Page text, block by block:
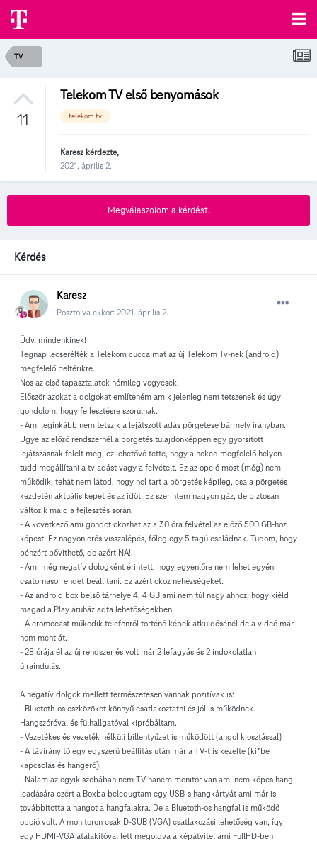
TV
11
Telekom TV első benyomások
telekom tv
Karesz kérdezte,
2021. április 2.
Megválaszolom a kérdést!
Kérdés
Karesz
Posztolva ekkor: 2021. április 2.
Üdv. mindenkinek!
Tegnap lecserélték a Telekom cuccaimat az új Telekom Tv-nek (android)
megfelelő beltérikre.
Nos az első tapasztalatok némileg vegyesek.
Először azokat a dolgokat említeném amik jelenleg nem tetszenek és úgy
gondolom, hogy fejlesztésre szorulnak.
- Ami leginkább nem tetszik a lejátszott adás pörgetése bármely irányban.
Ugye az előző rendszernél a pörgetés tulajdonképpen egy gyorsított
lejátszásnak felelt meg, ez lehetővé tette, hogy a neked megfelelő helyen
tudd megállítani a tv adást vagy a felvételt. Ez az opció most (még) nem
működik, tehát nem látod, hogy hol tart a pörgetés képileg, csa a pörgetés
kezdetén aktuális képet és az időt. Ez szerintem nagyon gáz, de biztosan
változik majd a fejlesztés során.
- A következő ami gondot okozhat az a 30 óra felvétel az előző 500 GB-hoz
képest. Ez nagyon erős visszalépés, főleg egy 5 tagú családnak. Tudom, hogy
pénzért bővíthető, de azért NA!
- Ami még negatív dologként érintett, hogy egyenlőre nem lehet egyéni
csatornasorrendet beállítani. Ez azért okoz nehézségeket.
- Az android box belső tárhelye 4, 4 GB ami nem túl nagy ahhoz, hogy kiéld
magad a Play áruház adta lehetőségekben.
- A cromecast működik telefonról történő képek átküldésénél de a videó már
nem ment át.
- 28 órája él az új rendszer és volt már 2 lefagyás és 2 indokolatlan
újraindulás.
A negatív dolgok mellett természetesen vannak pozitívak is:
- Bluetoth-os eszközöket könnyű csatlakoztatni és jól is működnek.
Hangszóróval és fülhallgatóval kipróbáltam.
- Vezetékes és vezeték nélküli billentyűzet is működött (angol kiosztással)
- A távirányító egy egyszerű beállítás után már a TV-t is kezelte (ki*be
kapcsolás és hangerő).
- Nálam az egyik szobában nem TV hanem monitor van ami nem képes hang
leadására ezért a Boxba beledugtam egy USB-s hangkártyát ami már is
továbbította a hangot a hangfalakra. De a Bluetoth-os hangfal is működő
opció volt. A monitoron csak D-SUB (VGA) csatlakozási lehetőség van, így
egy HDMI-VGA átalakítóval lett megoldva a képátvitel ami FullHD-ben